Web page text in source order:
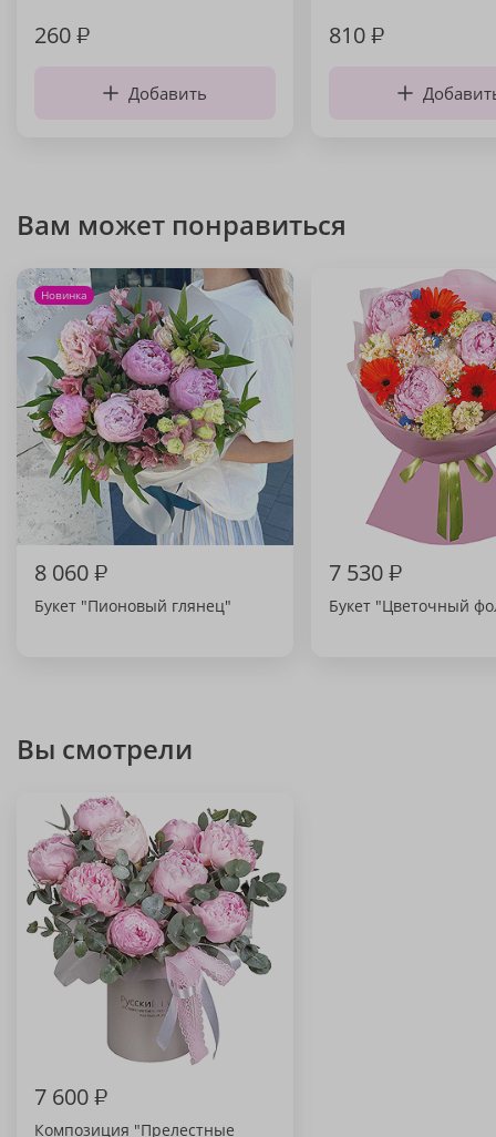
260₽
Добавить
810₽
Вам может понравиться
Новинка
8 060₽
Букет "Пионовый глянец"
7 530₽
Букет "Цветочный
Вы смотрели
7 600₽
Композиция "Прелестные